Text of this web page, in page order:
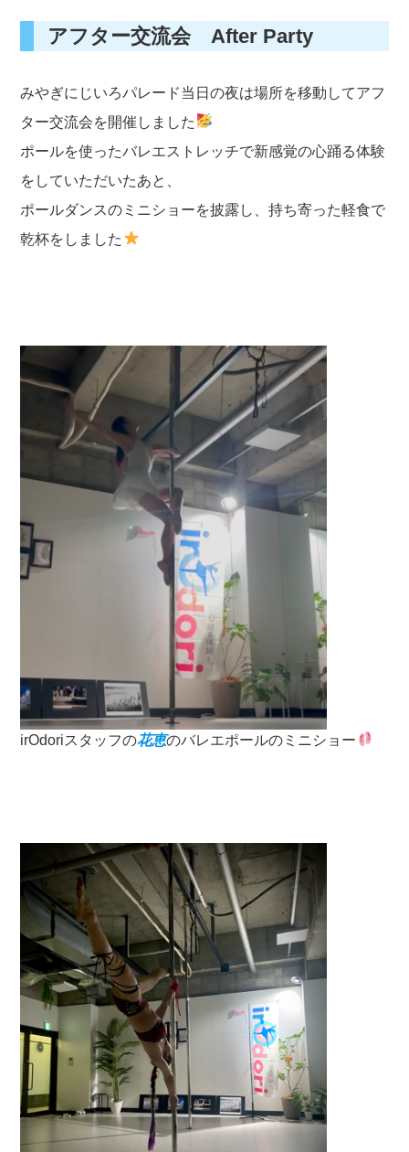
アフター交流会 After Party
みやぎにじいろパレード当日の夜は場所を移動してアフ
ター交流会を開催しました
ポールを使ったバレエストレッチで新感覚の心踊る体験
をしていただいたあと、
ポールダンスのミニショーを披露し、持ち寄った軽食で
乾杯をしました
irOdoriスタッフの花恵のバレエポールのミニショー